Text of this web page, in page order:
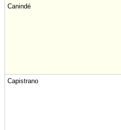
Canindé
Capistrano